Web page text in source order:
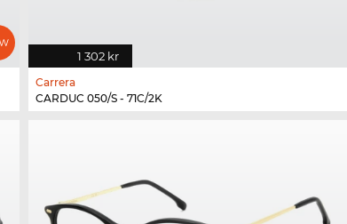
1 302 kr
Carrera
CARDUC 050/S - 71C/2K